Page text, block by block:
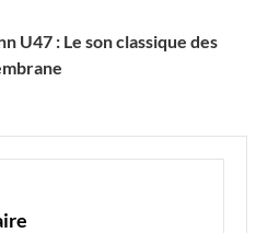
U47 : Le son classique des